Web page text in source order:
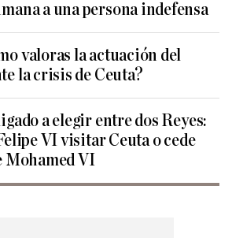
a una persona indefensa
valoras la actuación del
la crisis de Ceuta?
a elegir entre dos Reyes:
VI visitar Ceuta o cede
Mohamed VI